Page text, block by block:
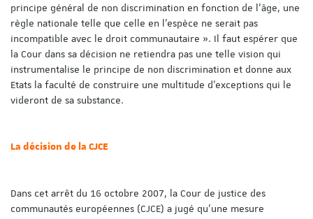
principe général de non discrimination en fonction de l’âge, une
règle nationale telle que celle en l’espèce ne serait pas
incompatible avec le droit communautaire ». Il faut espérer que
la Cour dans sa décision ne retiendra pas une telle vision qui
instrumentalise le principe de non discrimination et donne aux
Etats la faculté de construire une multitude d’exceptions qui le
videront de sa substance.
La décision de la CJCE
Dans cet arrêt du 16 octobre 2007, la Cour de justice des
communautés européennes (CJCE) a jugé qu’une mesure